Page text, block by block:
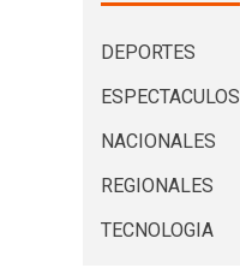
DEPORTES
ESPECTACULOS
NACIONALES
REGIONALES
TECNOLOGIA